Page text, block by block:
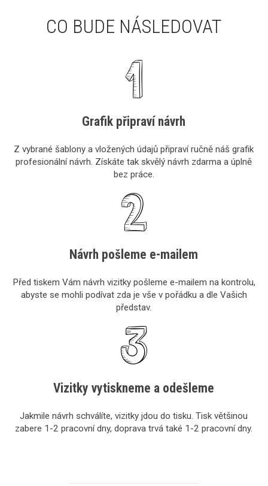
CO BUDE NÁSLEDOVAT
Grafik připraví návrh
Z vybrané šablony a vložených údajů připraví ručně náš grafik
profesionální návrh. Získáte tak skvělý návrh zdarma a úplně
bez práce.
Návrh pošleme e-mailem
Před tiskem Vám návrh vizitky pošleme e-mailem na kontrolu,
abyste se mohli podívat zda je vše v pořádku a dle Vašich
představ.
Vizitky vytiskneme a odešleme
Jakmile návrh schválíte, vizitky jdou do tisku. Tisk většinou
zabere 1-2 pracovní dny, doprava trvá také 1-2 pracovní dny.